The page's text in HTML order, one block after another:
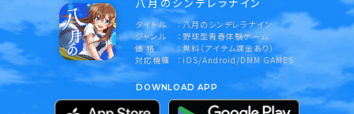
タイトル
八月のシンデレラナイン
ジャンル
野球型青春体験ゲーム
価 格
無料（アイテム課金あり）
対応機種
iOS/Android/DMM GAMES
DOWNLOAD APP